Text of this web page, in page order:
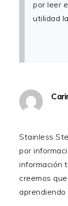
por leer
utilidad
Stainless
por
información
creemos
aprendiendo